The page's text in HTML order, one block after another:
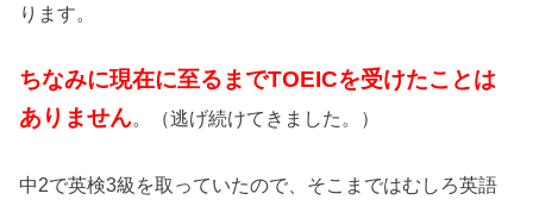
ります。
ちなみに現在に至るまでTOEICを受けたことは
ありません。（逃げ続けてきました。）
中2で英検3級を取っていたので、そこまではむしろ英語